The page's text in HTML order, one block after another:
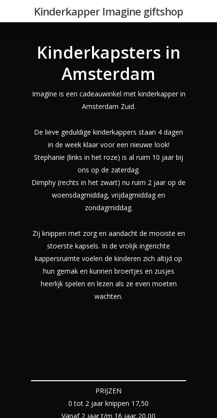
Kinderkapper Imagine giftshop
Kinderkapsters in
Amsterdam
Imagine is een cadeauwinkel met kinderkapper in
Amsterdam Zuid.
De lieve geduldige kinderkappers staan 4 dagen
in de week klaar voor een nieuwe look!
Stephanie (links in het roze) is al ruim 10 jaar bij
ons op de zaterdag.
Dimphy (rechts in het zwart) nu ruim 2 jaar op de
woensdagmiddag, vrijdagmiddag en
zondagmiddag.
Zij knippen met zorg en aandacht de mooiste en
stoerste kapsels. In de vrolijk ingerichte
kappersruimte voelen de kinderen zich altijd op
hun gemak en kunnen broertjes en zusjes
heerlijk spelen en lezen als ze even moeten
wachten.
PRIJZEN
0 tot 2 jaar knippen 17,50
Vanaf 2 jaar t/m 16 jaar 20,00